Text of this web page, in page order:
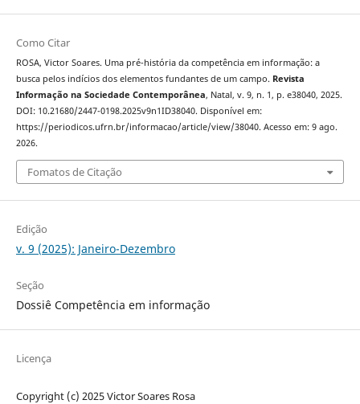
Como Citar
ROSA, Victor Soares. Uma pré-história da competência em informação: a
busca pelos indícios dos elementos fundantes de um campo. Revista
Informação na Sociedade Contemporânea, Natal, v. 9, n. 1, p. e38040, 2025.
DOI: 10.21680/2447-0198.2025v9n1ID38040. Disponível em:
https://periodicos.ufrn.br/informacao/article/view/38040. Acesso em: 9 ago.
2026.
Fomatos de Citação
Edição
v. 9 (2025): Janeiro-Dezembro
Seção
Dossiê Competência em informação
Licença
Copyright (c) 2025 Victor Soares Rosa